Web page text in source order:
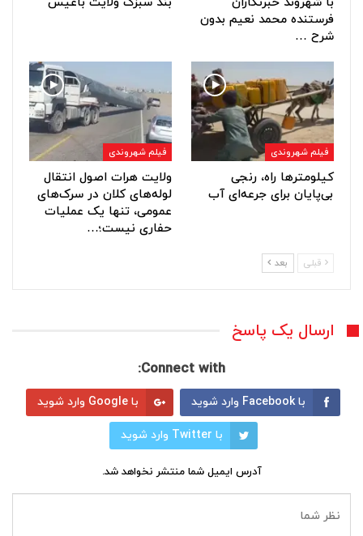
فرستنده محمد نعیم بدون
شرح …
فیلم شهروندی
کیلومترها راه، رنجی
بی‌پایان برای جرعه‌ای آب
فیلم شهروندی
ولایت هرات اصول انتقال
لوله‌های کلان در سرک‌های
عمومی، تنها یک عملیات
حفاری نیست؛…
قبلی بعد
ارسال یک پاسخ
Connect with:
با Facebook وارد شوید با Google وارد شوید
با Twitter وارد شوید
آدرس ایمیل شما منتشر نخواهد شد.